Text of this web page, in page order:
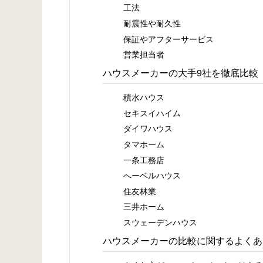
工法
耐震性や耐久性
保証やアフターサービス
営業担当者
ハウスメーカーの大手9社を徹底比較
積水ハウス
セキスイハイム
ダイワハウス
タマホーム
一条工務店
へーベルハウス
住友林業
三井ホーム
スウェーデンハウス
ハウスメーカーの比較に関するよく